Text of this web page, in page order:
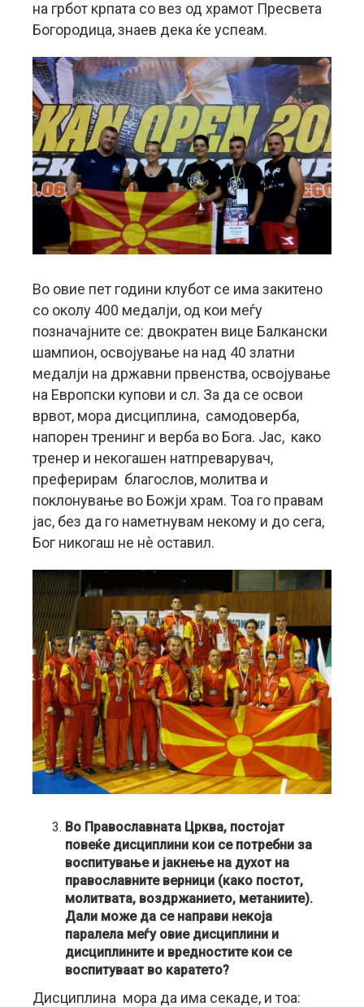
на грбот крпата со вез од храмот Пресвета
Богородица, знаев дека ќе успеам.
Во овие пет години клубот се има закитено
со околу 400 медалји, од кои меѓу
позначајните се: двократен вице Балкански
шампион, освојување на над 40 златни
медалји на државни првенства, освојување
на Европски купови и сл. За да се освои
врвот, мора дисциплина, самодоверба,
напорен тренинг и верба во Бога. Јас, како
тренер и некогашен натпреварувач,
преферирам благослов, молитва и
поклонување во Божји храм. Тоа го правам
јас, без да го наметнувам некому и до сега,
Бог никогаш не нè оставил.
Во Православната Црква, постојат
повеќе дисциплини кои се потребни за
воспитување и јакнење на духот на
православните верници (како постот,
молитвата, воздржанието, метаниите).
Дали може да се направи некоја
паралела меѓу овие дисциплини и
дисциплините и вредностите кои се
воспитуваат во каратето?
Дисциплина мора да има секаде, и тоа: